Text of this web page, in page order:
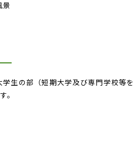
景
生の部（短期大学及び専門学校等を
。